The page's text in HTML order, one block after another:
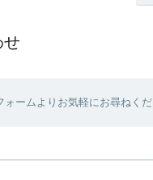
せ
ームよりお気軽にお尋ねくだ